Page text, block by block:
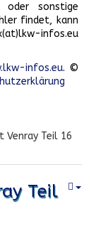
oder sonstige
findet, kann
infos.eu
infos.eu. ©
Venray Teil 16
Teil